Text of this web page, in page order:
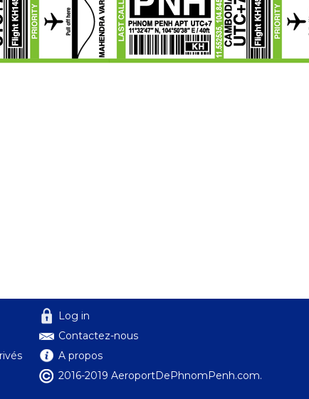
Log in
Contactez-nous
A propos
2016-2019 AeroportDePhnomPenh.com.